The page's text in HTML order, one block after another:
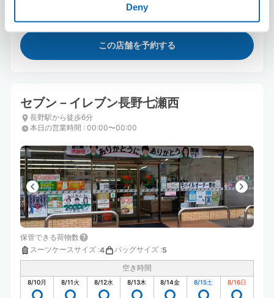
Deny
この店舗を予約する
セブン－イレブン長野七瀬西
長野駅から徒歩6分
本日の営業時間 : 00:00〜00:00
保管できる荷物数
スーツケースサイズ :4 バッグサイズ :5
空き時間
8/10月 8/11火 8/12水 8/13木 8/14金 8/15土 8/16日